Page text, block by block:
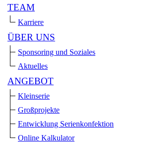
TEAM
Karriere
ÜBER UNS
Sponsoring und Soziales
Aktuelles
ANGEBOT
Kleinserie
Großprojekte
Entwicklung Serienkonfektion
Online Kalkulator